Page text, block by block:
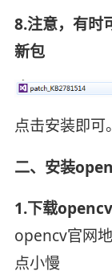
8.注意，有时
新包
点击安装即可。
二、安装
1.下载
opencv官网
点小慢